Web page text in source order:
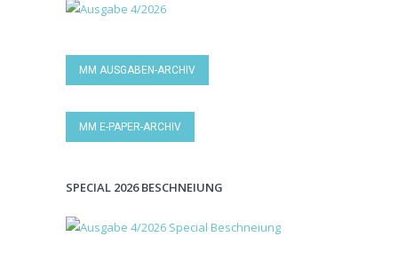
MM AUSGABEN-ARCHIV
MM E-PAPER-ARCHIV
SPECIAL 2026 BESCHNEIUNG